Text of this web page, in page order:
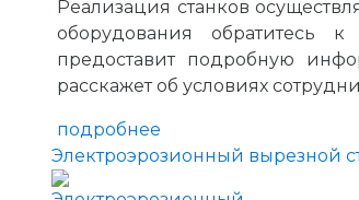
Реализация станков
оборудования обратитесь
предоставит подробную
расскажет об условиях
подробнее
Электроэрозионный вырезной